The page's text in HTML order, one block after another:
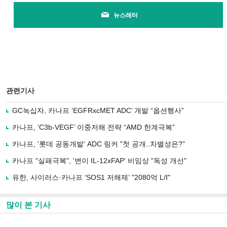
뉴스레터
관련기사
GC녹십자, 카나프 ‘EGFRxcMET ADC’ 개발 “옵션행사”
카나프, ‘C3b-VEGF’ 이중저해 전략 “AMD 한계극복”
카나프, '롯데 공동개발' ADC 링커 "첫 공개..차별성은?"
카나프 "실패극복", '변이 IL-12xFAP' 비임상 "독성 개선"
유한, 사이러스·카나프 ‘SOS1 저해제’ "2080억 L/I"
많이 본 기사